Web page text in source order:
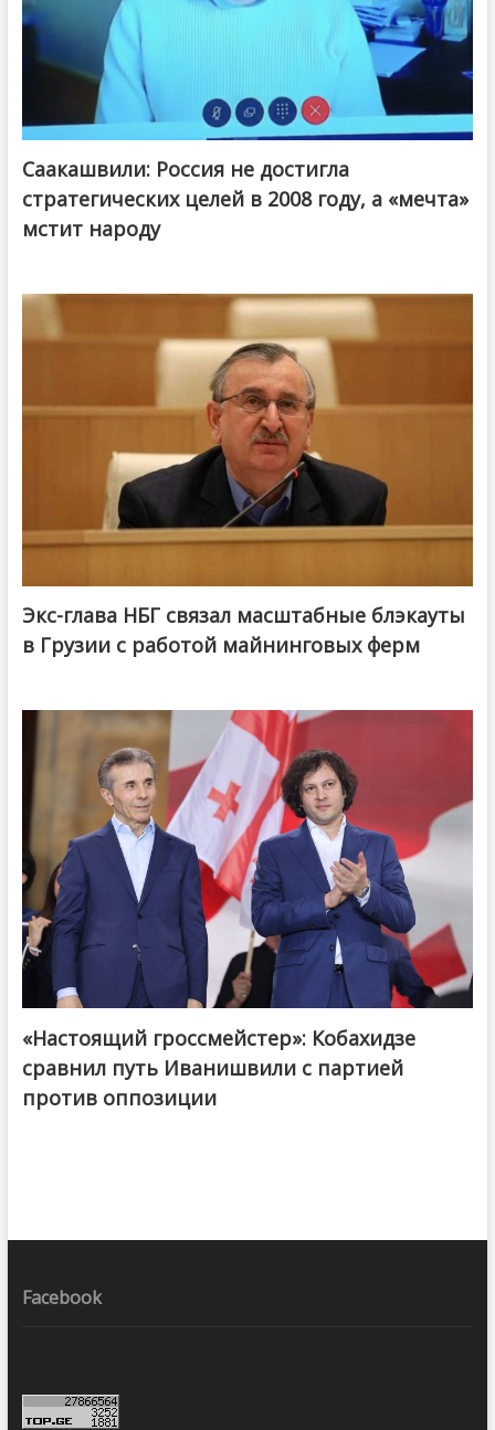
Саакашвили: Россия не достигла
стратегических целей в 2008 году, а «мечта»
мстит народу
Экс-глава НБГ связал масштабные блэкауты
в Грузии с работой майнинговых ферм
@ქართული ოცნება / Georgian Dream
«Настоящий гроссмейстер»: Кобахидзе
сравнил путь Иванишвили с партией
против оппозиции
Facebook